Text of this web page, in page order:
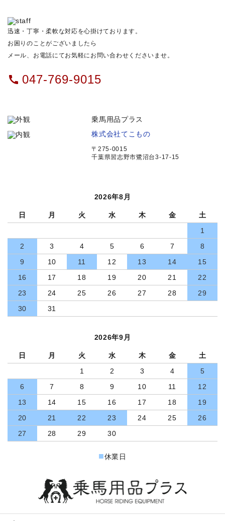
迅速・丁寧・柔軟な対応を心掛けております。
お困りのことがございましたら
メール、お電話にてお気軽にお問い合わせくださいませ。
call 047-769-9015
乗馬用品プラス
株式会社てこもの
〒275-0015
千葉県習志野市鷺沼台3-17-15
2026年8月
日 月 火 水 木 金
土
1
2
3 4 5 6 7
8
9
10 11 12 13 14
15
16
17 18 19 20 21
22
23
24 25 26 27 28
29
30
31
2026年9月
日 月 火 水 木 金
土
1
2 3 4
5
6
7 8 9 10 11
12
13
14 15 16 17 18
19
20
21 22 23 24 25
26
27
28 29 30
■休業日